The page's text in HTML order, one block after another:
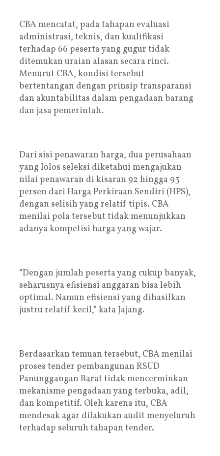
CBA mencatat, pada tahapan evaluasi
administrasi, teknis, dan kualifikasi
terhadap 66 peserta yang gugur tidak
ditemukan uraian alasan secara rinci.
Menurut CBA, kondisi tersebut
bertentangan dengan prinsip transparansi
dan akuntabilitas dalam pengadaan barang
dan jasa pemerintah.
Dari sisi penawaran harga, dua perusahaan
yang lolos seleksi diketahui mengajukan
nilai penawaran di kisaran 92 hingga 93
persen dari Harga Perkiraan Sendiri (HPS),
dengan selisih yang relatif tipis. CBA
menilai pola tersebut tidak menunjukkan
adanya kompetisi harga yang wajar.
“Dengan jumlah peserta yang cukup banyak,
seharusnya efisiensi anggaran bisa lebih
optimal. Namun efisiensi yang dihasilkan
justru relatif kecil,” kata Jajang.
Berdasarkan temuan tersebut, CBA menilai
proses tender pembangunan RSUD
Panunggangan Barat tidak mencerminkan
mekanisme pengadaan yang terbuka, adil,
dan kompetitif. Oleh karena itu, CBA
mendesak agar dilakukan audit menyeluruh
terhadap seluruh tahapan tender.